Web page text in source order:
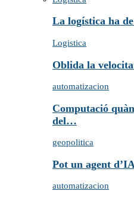
La logística ha
Logistica
Oblida la
automatizacion
Computació
del…
geopolitica
Pot un agent
automatizacion